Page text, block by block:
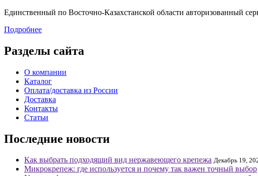
Единственный по Восточно-Казахстанской области авторизованный
Подробнее
Разделы сайта
О компании
Каталог
Оплата/доставка из России
Доставка
Контакты
Статьи
Последние новости
Как выбрать подходящий вид нержавеющего крепежа Декабрь 19,
Микрокрепеж: где используется и почему так важен точный выбор